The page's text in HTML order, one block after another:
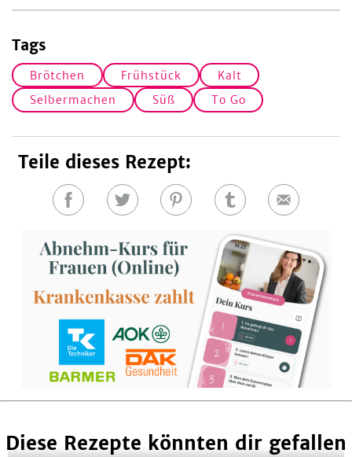
Tags
Brötchen Frühstück
Kalt
Selbermachen
Süß To Go
Teile dieses Rezept:
Auf
teilen
Auf
teilen
Auf
teilen
Auf
teilen
E-
Diese Rezepte könnten dir gefallen